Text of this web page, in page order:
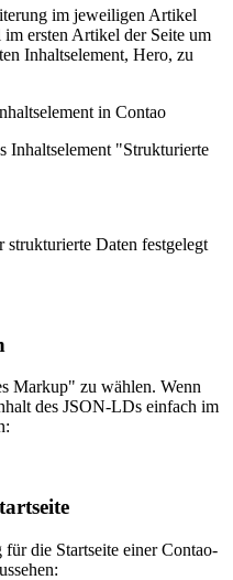
im jeweiligen Artikel
ersten Artikel der Seite um
Inhaltselement, Hero, zu
Inhaltselement "Strukturierte
strukturierte Daten festgelegt
Markup" zu wählen. Wenn
des JSON-LDs einfach im
die Startseite einer Contao-